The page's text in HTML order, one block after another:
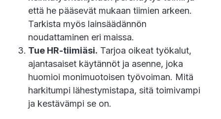
että he pääsevät mukaan tiimien arkeen.
Tarkista myös lainsäädännön
noudattaminen eri maissa.
Tue HR-tiimiäsi. Tarjoa oikeat työkalut,
ajantasaiset käytännöt ja asenne, joka
huomioi monimuotoisen työvoiman. Mitä
harkitumpi lähestymistapa, sitä toimivampi
ja kestävämpi se on.